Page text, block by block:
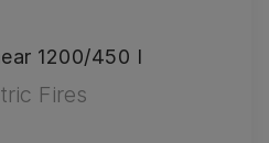
1200/450 I
Fires